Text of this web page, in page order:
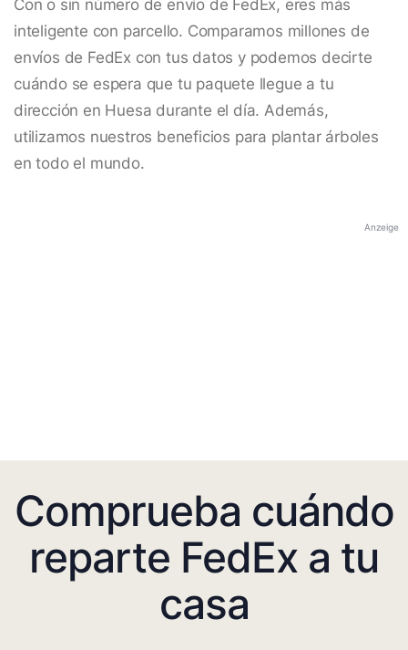
Con o sin número de envío de FedEx, eres más
inteligente con parcello. Comparamos millones de
envíos de FedEx con tus datos y podemos decirte
cuándo se espera que tu paquete llegue a tu
dirección en Huesa durante el día. Además,
utilizamos nuestros beneficios para plantar árboles
en todo el mundo.
Anzeige
Comprueba cuándo
reparte FedEx a tu
casa